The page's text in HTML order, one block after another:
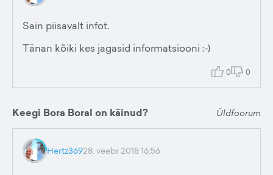
Sain piisavalt infot.
Tänan kõiki kes jagasid informatsiooni :-)
0 0
Keegi Bora Boral on käinud? Üldfoorum
Hertz36928. veebr 2018 16:56